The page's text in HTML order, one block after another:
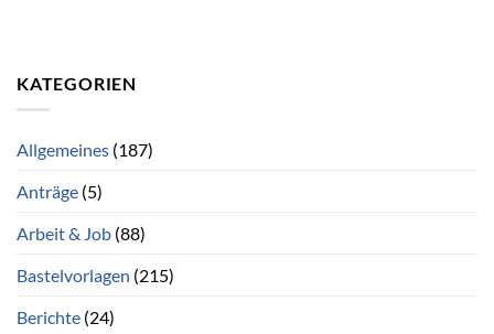
KATEGORIEN
Allgemeines (187)
Anträge (5)
Arbeit & Job (88)
Bastelvorlagen (215)
Berichte (24)